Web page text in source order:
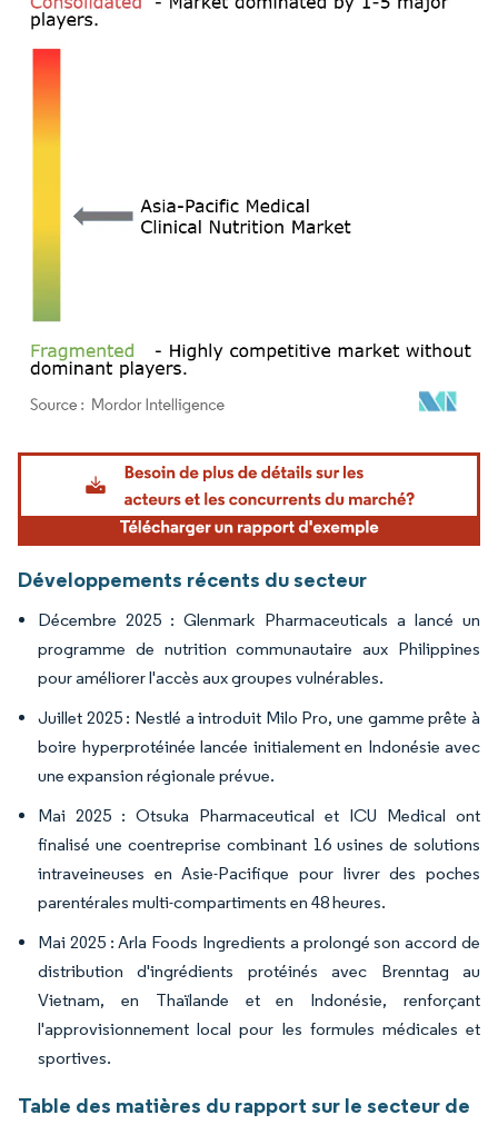
Image © Mordor Intelligence. La réutilisation nécessite une attribution sous CC BY
Développements récents du secteur
Décembre 2025 : Glenmark Pharmaceuticals a lancé un
programme de nutrition communautaire aux Philippines
pour améliorer l'accès aux groupes vulnérables.
Juillet 2025 : Nestlé a introduit Milo Pro, une gamme prête à
boire hyperprotéinée lancée initialement en Indonésie avec
une expansion régionale prévue.
Mai 2025 : Otsuka Pharmaceutical et ICU Medical ont
finalisé une coentreprise combinant 16 usines de solutions
intraveineuses en Asie-Pacifique pour livrer des poches
parentérales multi-compartiments en 48 heures.
Mai 2025 : Arla Foods Ingredients a prolongé son accord de
distribution d'ingrédients protéinés avec Brenntag au
Vietnam, en Thaïlande et en Indonésie, renforçant
l'approvisionnement local pour les formules médicales et
sportives.
Table des matières du rapport sur le secteur de